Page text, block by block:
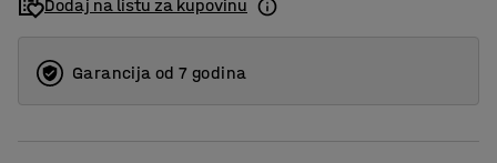
Dodaj na listu za kupovinu
Garancija od 7 godina